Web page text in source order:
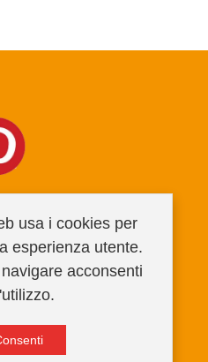
Informativa cookies
usa i cookies per
esperienza utente.
acconsenti